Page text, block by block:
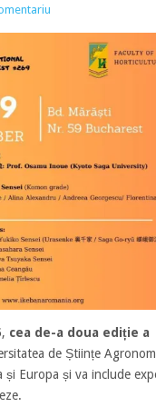
, cea de-a doua ediție a
de Științe
și Europa și va include